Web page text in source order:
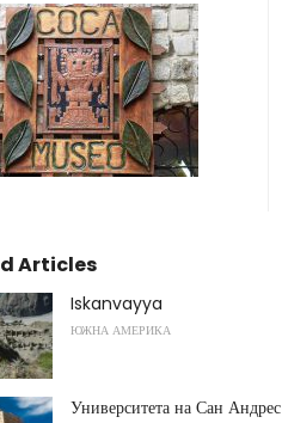
Articles
Iskanvayya
ЮЖНА АМЕРИКА
Университета на Сан Андрес